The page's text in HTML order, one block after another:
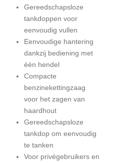
Gereedschapsloze
tankdoppen voor
eenvoudig vullen
Eenvoudige hantering
dankzij bediening met
één hendel
Compacte
benzinekettingzaag
voor het zagen van
haardhout
Gereedschapsloze
tankdop om eenvoudig
te tanken
Voor privégebruikers en